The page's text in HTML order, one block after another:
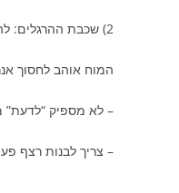
2) שכבת ההרגלים: להפוך פעולה נכונה לברירת מחדל
המוח אוהב לחסוך
– לא מספיק “לדעת”
– צריך לבנות רצף